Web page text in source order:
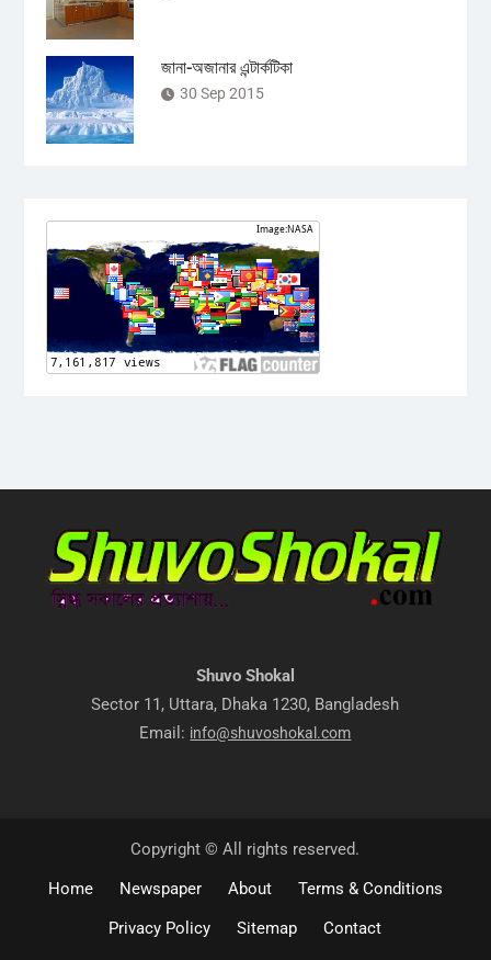
জানা-অজানার এন্টার্কটিকা
30 Sep 2015
Shuvo Shokal
Sector 11, Uttara, Dhaka 1230, Bangladesh
Email: info@shuvoshokal.com
Copyright © All rights reserved.
Home
Newspaper About
Terms & Conditions
Privacy Policy
Sitemap Contact